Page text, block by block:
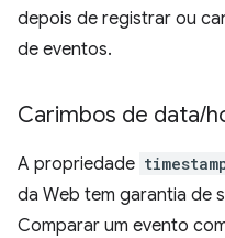
depois de registrar ou
de eventos.
Carimbos de data/
A propriedade
da Web tem garantia de
Comparar um evento